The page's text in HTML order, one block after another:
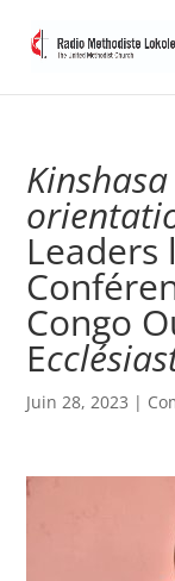
Leaders
Congo
E
Juin 28, 2023 |